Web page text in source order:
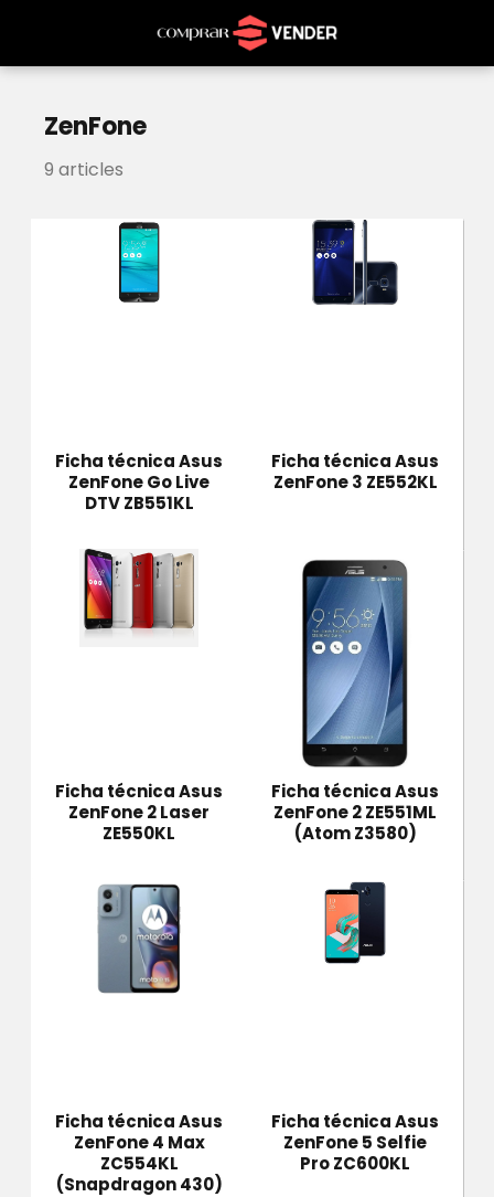
ZenFone
9 articles
Ficha técnica Asus
ZenFone Go Live
DTV ZB551KL
Ficha técnica Asus
ZenFone 3 ZE552KL
Ficha técnica Asus
ZenFone 2 Laser
ZE550KL
Ficha técnica Asus
ZenFone 2 ZE551ML
(Atom Z3580)
Ficha técnica Asus
ZenFone 4 Max
ZC554KL
(Snapdragon 430)
Ficha técnica Asus
ZenFone 5 Selfie
Pro ZC600KL